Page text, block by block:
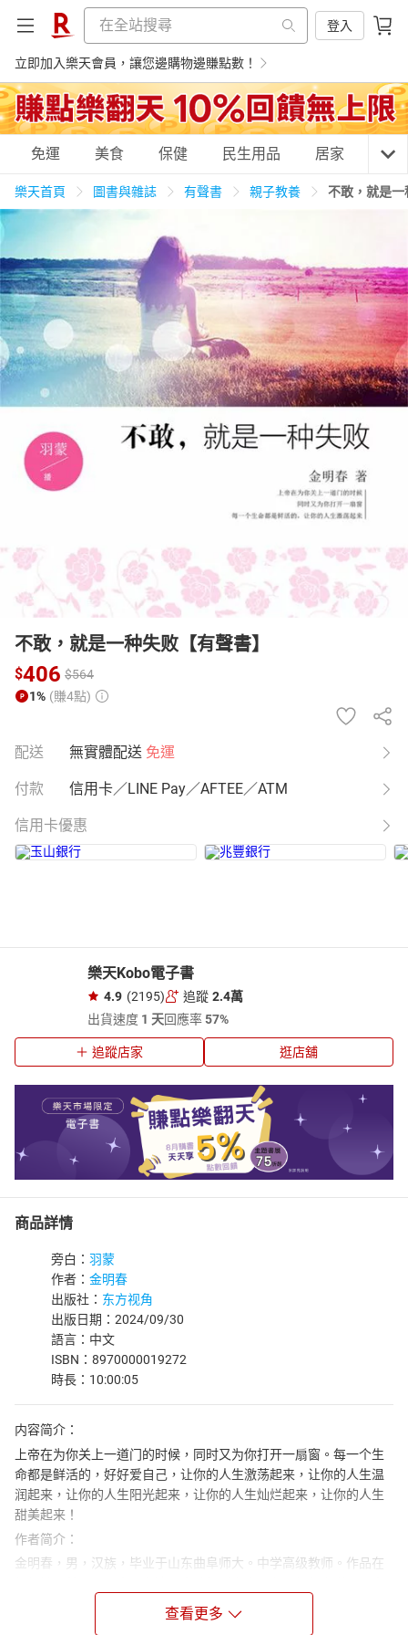
登入
立即加入樂天會員，讓您邊購物邊賺點數！
購物網分類
美食蛋糕
居家生活 3C家電 運動休閒 親子玩具
女裝 男裝 化妝保養 情趣用品
日本購物
免運 美食 保健 民生用品 居家 3C
樂天首頁 圖書與雜誌 有聲書 親子教養 不敢，就是
不敢，就是一种失败【有聲書】
$406 $564
1% (賺4點)
配送 無實體配送 免運
付款 信用卡／LINE Pay／AFTEE／ATM
信用卡優惠
樂天Kobo電子書
4.9 (2195) 追蹤 2.4萬
出貨速度 1 天回應率57%
追蹤店家 逛店舖
商品詳情
旁白： 羽蒙
作者： 金明春
出版社： 东方视角
出版日期：2024/09/30
語言：中文
ISBN：8970000019272
時長：10:00:05
内容简介：
上帝在为你关上一道门的时候，同时又为你打开一扇窗。每一个生
命都是鲜活的，好好爱自己，让你的人生激荡起来，让你的人生温
润起来，让你的人生阳光起来，让你的人生灿烂起来，让你的人生
甜美起来！
作者简介：
金明春，男，汉族，毕业于山东曲阜师大。中学高级教师。作品在
国文艺》《名作欣赏》《中国青年》《东方青年》《希望月报》
《青年生活导报》《意林》《中华活页文选》《山东青年报》《山
查看更多